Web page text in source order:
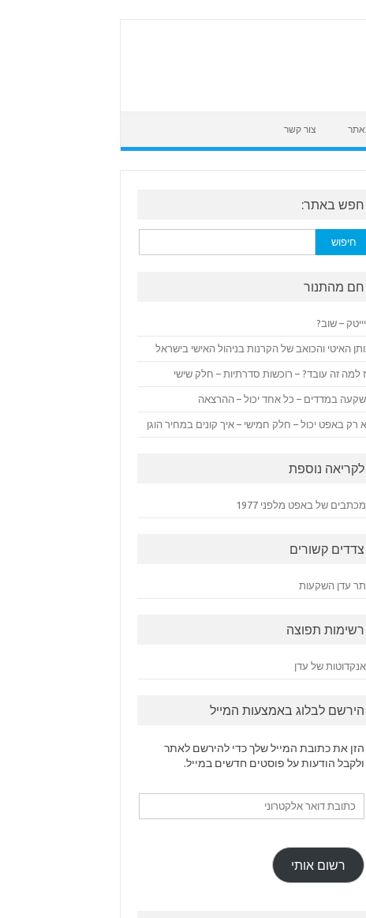
צור קשר
חפש באתר:
חם מהתנור
– שוב?
האיטי והכואב של הקרנות בניהול האישי בישראל
למה זה עובד? – רוכשות סדרתיות – חלק שישי
במדדים – כל אחד יכול – ההרצאה
רק באפט יכול – חלק חמישי – איך קונים במחיר הוגן
לקריאה נוספת
של באפט מלפני 1977
צדדים קשורים
עדן השקעות
רשימות תפוצה
של עדן
הירשם לבלוג באמצעות המייל
הזן את כתובת המייל שלך כדי להירשם לאתר
ולקבל הודעות על פוסטים חדשים במייל.
רשום אותי